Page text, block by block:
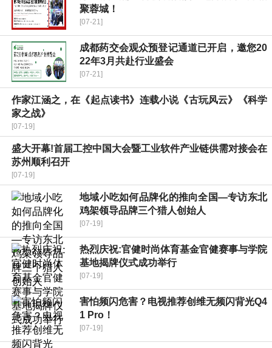
聚蓉城！
[07-21]
成都药交会观众预登记通道已开启，邀您20
22年3月共赴行业盛会
[07-21]
作家江涵之，在《起点读书》连载小说《古玩风云》《科学
家之战》
[07-19]
盛大开幕!首届工控中国大会暨工业软件产业链供需对接会在
苏州顺利召开
[07-19]
地域小吃如何品牌化的推向全国—专访东北
鸡架领导品牌三个猎人创始人
[07-19]
热烈庆祝:官健时尚体育基金官健赛事与学院
基地揭牌仪式成功举行
[07-19]
害怕频闪危害？电视推荐创维无频闪背光Q4
1 Pro！
[07-19]